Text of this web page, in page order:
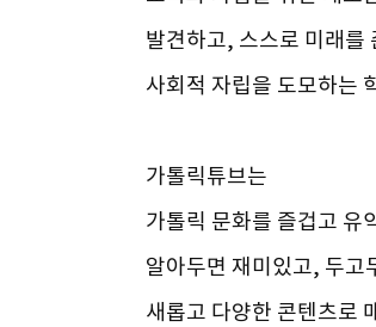
발견하고, 스스로 미래를
사회적 자립을 도모하는
가톨릭튜브는
가톨릭 문화를 즐겁고 유
알아두면 재미있고, 두고
새롭고 다양한 콘텐츠로